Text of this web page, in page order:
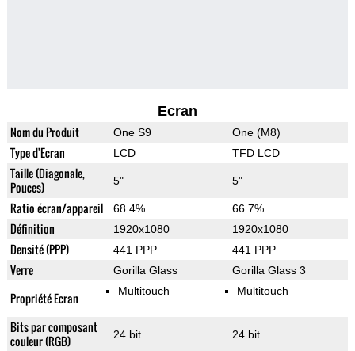
Ecran
Nom du Produit One S9 One (M8)
Type d'Ecran LCD TFD LCD
Taille (Diagonale,
Pouces)
5" 5"
Ratio écran/appareil 68.4% 66.7%
Définition 1920x1080 1920x1080
Densité (PPP) 441 PPP 441 PPP
Verre Gorilla Glass Gorilla Glass 3
Propriété Ecran Multitouch Multitouch
Bits par composant
couleur (RGB)
24 bit 24 bit